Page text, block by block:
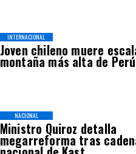
Joven chileno muere
montaña más alta de Perú
INTERNACIONAL
Ministro Quiroz detalla
megarreforma tras
NACIONAL